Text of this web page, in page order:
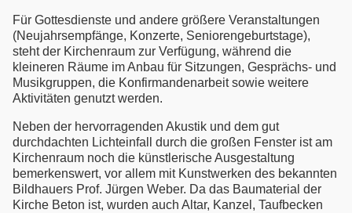
Für Gottesdienste und andere größere Veranstaltungen
(Neujahrsempfänge, Konzerte, Seniorengeburtstage),
steht der Kirchenraum zur Verfügung, während die
kleineren Räume im Anbau für Sitzungen, Gesprächs- und
Musikgruppen, die Konfirmandenarbeit sowie weitere
Aktivitäten genutzt werden.
Neben der hervorragenden Akustik und dem gut
durchdachten Lichteinfall durch die großen Fenster ist am
Kirchenraum noch die künstlerische Ausgestaltung
bemerkenswert, vor allem mit Kunstwerken des bekannten
Bildhauers Prof. Jürgen Weber. Da das Baumaterial der
Kirche Beton ist, wurden auch Altar, Kanzel, Taufbecken